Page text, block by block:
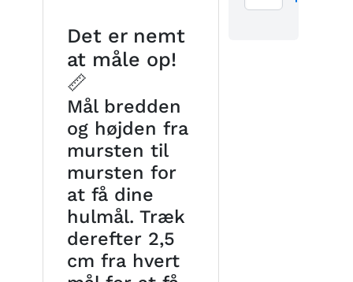
Det er nemt
at måle op!
📏
Mål bredden
og højden fra
mursten til
mursten for
at få dine
hulmål. Træk
derefter 2,5
cm fra hvert